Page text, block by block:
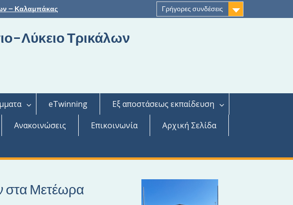
– Καλαμπάκας Γρήγορες συνδέσεις
Λύκειο Τρικάλων
eTwinning
Εξ αποστάσεως εκπαίδευση
Ανακοινώσεις Επικοινωνία
Αρχική Σελίδα
στα Μετέωρα